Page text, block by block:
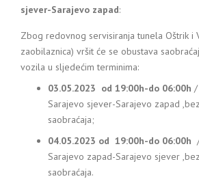
sjever-Sarajevo zapad:
Zbog redovnog servisiranja tunela Oštrik i
zaobilaznica) vršit će se obustava
vozila u sljedećim terminima:
03.05.2023 od 19:00h-do 06:00h /
Sarajevo sjever-Sarajevo zapad
saobraćaja;
04.05.2023 od 19:00h-do 06:00h
Sarajevo zapad-Sarajevo sjever
saobraćaja.